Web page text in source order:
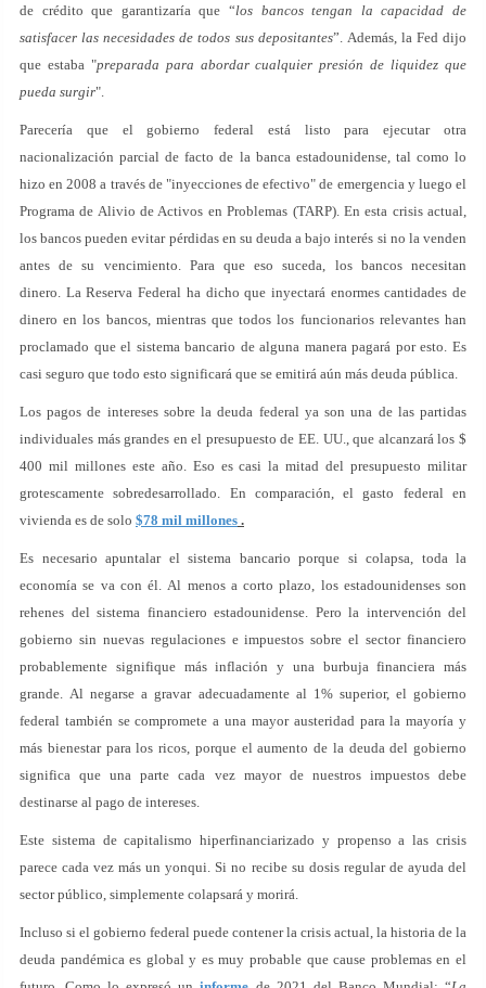
de crédito que garantizaría que “los bancos tengan la capacidad de
satisfacer las necesidades de todos sus depositantes”. Además, la Fed dijo
que estaba "preparada para abordar cualquier presión de liquidez que
pueda surgir".
Parecería que el gobierno federal está listo para ejecutar otra
nacionalización parcial de facto de la banca estadounidense, tal como lo
hizo en 2008 a través de "inyecciones de efectivo" de emergencia y luego el
Programa de Alivio de Activos en Problemas (TARP). En esta crisis actual,
los bancos pueden evitar pérdidas en su deuda a bajo interés si no la venden
antes de su vencimiento. Para que eso suceda, los bancos necesitan
dinero. La Reserva Federal ha dicho que inyectará enormes cantidades de
dinero en los bancos, mientras que todos los funcionarios relevantes han
proclamado que el sistema bancario de alguna manera pagará por esto. Es
casi seguro que todo esto significará que se emitirá aún más deuda pública.
Los pagos de intereses sobre la deuda federal ya son una de las partidas
individuales más grandes en el presupuesto de EE. UU., que alcanzará los $
400 mil millones este año. Eso es casi la mitad del presupuesto militar
grotescamente sobredesarrollado. En comparación, el gasto federal en
vivienda es de solo $78 mil millones .
Es necesario apuntalar el sistema bancario porque si colapsa, toda la
economía se va con él. Al menos a corto plazo, los estadounidenses son
rehenes del sistema financiero estadounidense. Pero la intervención del
gobierno sin nuevas regulaciones e impuestos sobre el sector financiero
probablemente signifique más inflación y una burbuja financiera más
grande. Al negarse a gravar adecuadamente al 1% superior, el gobierno
federal también se compromete a una mayor austeridad para la mayoría y
más bienestar para los ricos, porque el aumento de la deuda del gobierno
significa que una parte cada vez mayor de nuestros impuestos debe
destinarse al pago de intereses.
Este sistema de capitalismo hiperfinanciarizado y propenso a las crisis
parece cada vez más un yonqui. Si no recibe su dosis regular de ayuda del
sector público, simplemente colapsará y morirá.
Incluso si el gobierno federal puede contener la crisis actual, la historia de la
deuda pandémica es global y es muy probable que cause problemas en el